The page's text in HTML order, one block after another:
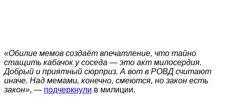
«Обилие мемов создаёт впечатление, что тайно
стащить кабачок у соседа — это акт милосердия.
Добрый и приятный сюрприз. А вот в РОВД считают
иначе. Над мемами, конечно, смеются, но закон есть
закон», — подчеркнули в милиции.